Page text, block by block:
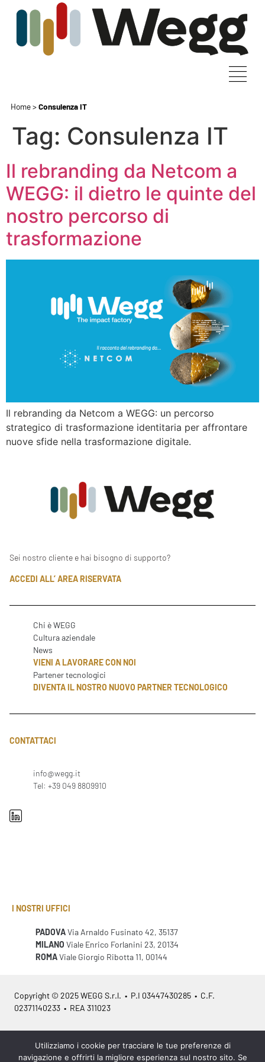
Home>Consulenza IT
Tag: Consulenza IT
Il rebranding da Netcom a
WEGG: il dietro le quinte del
nostro percorso di
trasformazione
Il rebranding da Netcom a WEGG: un percorso
strategico di trasformazione identitaria per affrontare
nuove sfide nella trasformazione digitale.
Sei nostro cliente e hai bisogno di supporto?
ACCEDI ALL’ AREA RISERVATA
Chi è WEGG
Cultura aziendale
News
VIENI A LAVORARE CON NOI
Partener tecnologici
DIVENTA IL NOSTRO NUOVO PARTNER TECNOLOGICO
CONTATTACI
info@wegg.it
Tel: +39 049 8809910
I NOSTRI UFFICI
PADOVAVia Arnaldo Fusinato 42, 35137
MILANO Viale Enrico Forlanini 23, 20134
ROMAViale Giorgio Ribotta 11, 00144
Copyright © 2025 WEGG S.r.l. • P.I 03447430285 • C.F.
02371140233 • REA 311023
Azienda Certificata ISO 9001:2015 – ITA / ISO 9001:2015 – EN
Utilizziamo i cookie per tracciare le tue preferenze di
navigazione e offrirti la migliore esperienza sul nostro sito. Se